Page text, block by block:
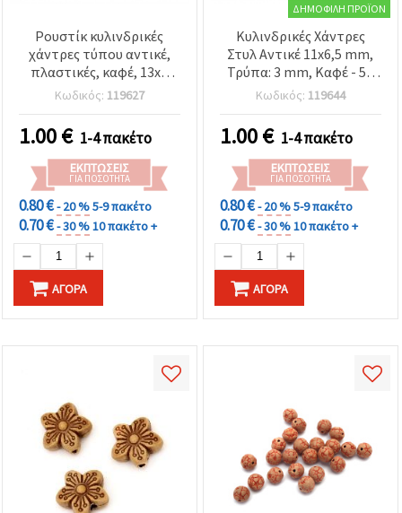
Ρουστίκ κυλινδρικές
χάντρες τύπου αντικέ,
πλαστικές, καφέ, 13x8
mm, οπή 3,5 mm, 50 g
(~60 τεμ.) – ρετρό
διακοσμητικά
διαχωριστικά για
κοσμήματα &
χειροτεχνίες
Κωδικός: 119627
1.00€ 1-4 πακέτο
ΕΚΠΤΏΣΕΙΣ
ΓΙΑ ΠΟΣΌΤΗΤΑ
0.80 €- 20 %5-9 πακέτο
0.70 €- 30 %10 πακέτο +
ΑΓΟΡΆ
ΔΗΜΟΦΙΛΉ ΠΡΟΪΌΝ
Κυλινδρικές Χάντρες
Στυλ Αντικέ 11x6,5 mm,
Τρύπα: 3 mm, Καφέ - 50
γρ. (~140 τεμ.)
Κωδικός: 119644
1.00€ 1-4 πακέτο
ΕΚΠΤΏΣΕΙΣ
ΓΙΑ ΠΟΣΌΤΗΤΑ
0.80 €- 20 %5-9 πακέτο
0.70 €- 30 %10 πακέτο +
ΑΓΟΡΆ